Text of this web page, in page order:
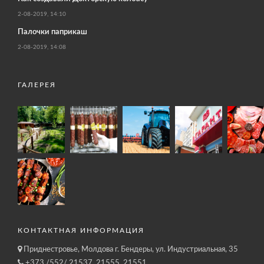
2-08-2019, 14:10
Палочки паприкаш
2-08-2019, 14:08
ГАЛЕРЕЯ
КОНТАКТНАЯ ИНФОРМАЦИЯ
Приднестровье, Молдова г. Бендеры, ул. Индустриальная, 35